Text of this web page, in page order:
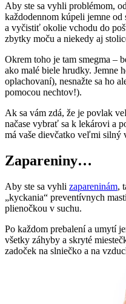
Aby ste sa vyhli problémom,
každodennom kúpeli jemne
a vyčistiť okolie vchodu do
zbytky moču a niekedy aj
Okrem toho je tam smegma –
ako malé biele hrudky. Jemne
oplachovaní), nesnažte sa ho
pomocou nechtov!).
Ak sa vám zdá, že je povlak
načase vybrať sa k lekárovi a
má vaše dievčatko veľmi
Zapareniny…
Aby ste sa vyhli zapareninám,
„kyckania“ preventívnych
plienočkou v suchu.
Po každom prebalení a umytí
všetky záhyby a skryté
zadoček na slniečko a na